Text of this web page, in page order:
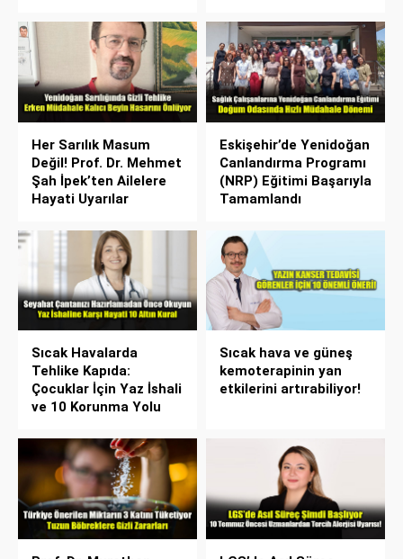
Her Sarılık Masum
Değil! Prof. Dr. Mehmet
Şah İpek’ten Ailelere
Hayati Uyarılar
Eskişehir’de Yenidoğan
Canlandırma Programı
(NRP) Eğitimi Başarıyla
Tamamlandı
Sıcak Havalarda
Tehlike Kapıda:
Çocuklar İçin Yaz İshali
ve 10 Korunma Yolu
Sıcak hava ve güneş
kemoterapinin yan
etkilerini artırabiliyor!